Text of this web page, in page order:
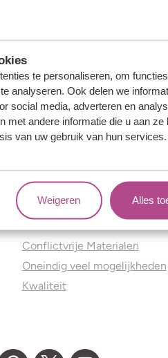
te personaliseren, om
analyseren. Ook delen we
social media, adverteren en
met andere informatie die u aan ze
van uw gebruik van hun
Weigeren Alles
Jouw voordelen
Conflictvrije Materialen
Oneindig veel mogelijkheden
Kwaliteit